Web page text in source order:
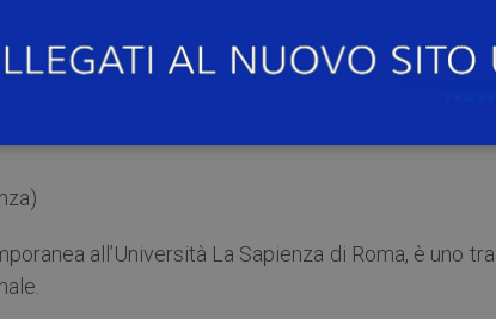
compagnia di osservatori stranieri(Mondadori,
all’Università La Sapienza di Roma, è uno tra